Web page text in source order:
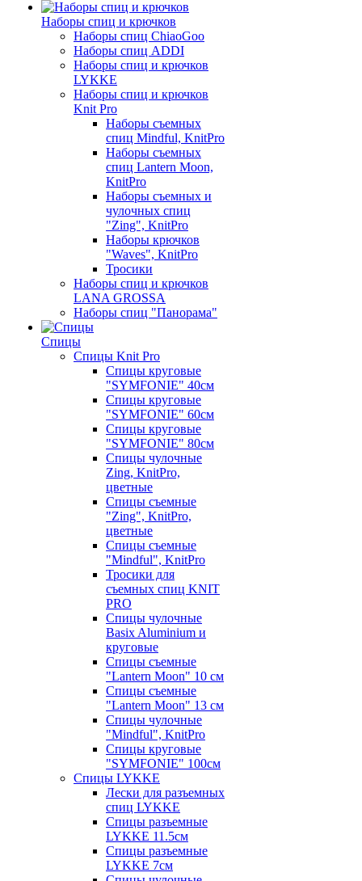
Наборы спиц и крючков
Наборы спиц ChiaoGoo
Наборы спиц ADDI
Наборы спиц и крючков
LYKKE
Наборы спиц и крючков
Knit Pro
Наборы съемных
спиц Mindful, KnitPro
Наборы съемных
спиц Lantern Moon,
KnitPro
Наборы съемных и
чулочных спиц
"Zing", KnitPro
Наборы крючков
"Waves", KnitPro
Тросики
Наборы спиц и крючков
LANA GROSSA
Наборы спиц "Панорама"
Спицы
Спицы Knit Pro
Спицы круговые
"SYMFONIE" 40см
Спицы круговые
"SYMFONIE" 60см
Спицы круговые
"SYMFONIE" 80см
Спицы чулочные
Zing, KnitPro,
цветные
Спицы съемные
"Zing", KnitPro,
цветные
Спицы съемные
"Mindful", KnitPro
Тросики для
съемных спиц KNIT
PRO
Спицы чулочные
Basix Aluminium и
круговые
Спицы съемные
"Lantern Moon" 10 см
Спицы съемные
"Lantern Moon" 13 см
Спицы чулочные
"Mindful", KnitPro
Спицы круговые
"SYMFONIE" 100см
Спицы LYKKE
Лески для разъемных
спиц LYKKE
Спицы разъемные
LYKKE 11.5см
Спицы разъемные
LYKKE 7см